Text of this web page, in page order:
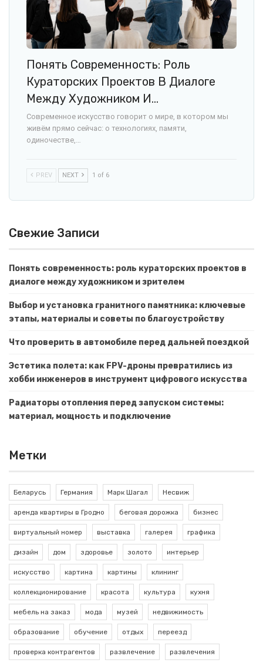
Понять Современность: Роль
Кураторских Проектов В Диалоге
Между Художником И…
Современное искусство говорит о мире, в котором мы
живём прямо сейчас: о технологиях, памяти,
одиночестве,…
PREV NEXT 1 of 6
Свежие Записи
Понять современность: роль кураторских проектов в
диалоге между художником и зрителем
Выбор и установка гранитного памятника: ключевые
этапы, материалы и советы по благоустройству
Что проверить в автомобиле перед дальней поездкой
Эстетика полета: как FPV-дроны превратились из
хобби инженеров в инструмент цифрового искусства
Радиаторы отопления перед запуском системы:
материал, мощность и подключение
Метки
Беларусь Германия Марк Шагал Несвиж
аренда квартиры в Гродно беговая дорожка бизнес
виртуальный номер выставка галерея графика
дизайн дом здоровье золото интерьер
искусство картина картины клининг
коллекционирование красота культура кухня
мебель на заказ мода музей недвижимость
образование обучение отдых переезд
проверка контрагентов развлечение развлечения